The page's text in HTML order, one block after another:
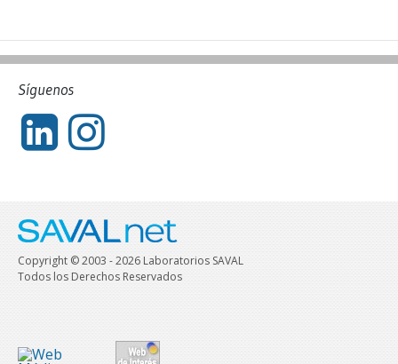
Síguenos
Copyright © 2003 - 2026 Laboratorios SAVAL
Todos los Derechos Reservados